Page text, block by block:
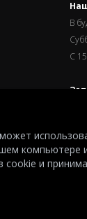
В
С
website is
cookie и